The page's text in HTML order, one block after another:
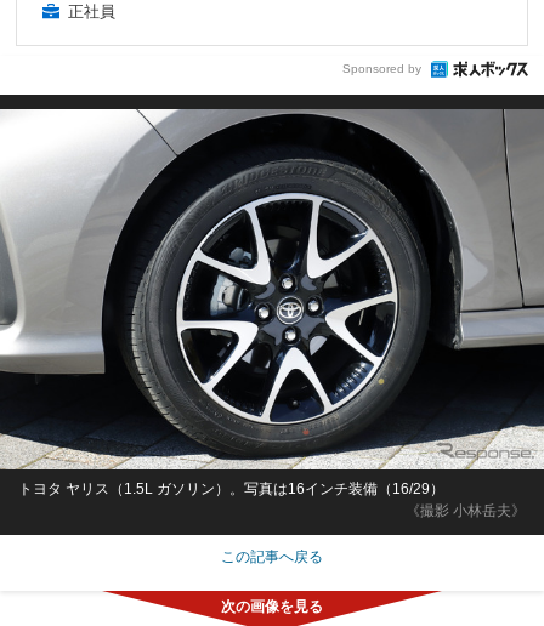
正社員
Sponsored by
《撮影 小林岳夫》
トヨタ ヤリス（1.5L ガソリン）。写真は16インチ装備（16/29）
この記事へ戻る